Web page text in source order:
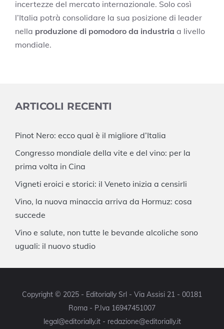
incertezze del mercato internazionale. Solo così
l’Italia potrà consolidare la sua posizione di leader
nella produzione di pomodoro da industria a livello
mondiale.
ARTICOLI RECENTI
Pinot Nero: ecco qual è il migliore d’Italia
Congresso mondiale della vite e del vino: per la
prima volta in Cina
Vigneti eroici e storici: il Veneto inizia a censirli
Vino, la nuova minaccia arriva da Hormuz: cosa
succede
Vino e salute, non tutte le bevande alcoliche sono
uguali: il nuovo studio
Copyright © 2025 - Editorially Srl - Via Assisi 21 - 00181
Roma - P.Iva 16947451007
legal@editorially.it - redazione@editorially.it